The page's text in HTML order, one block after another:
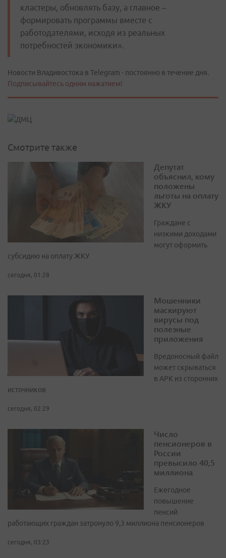
кластеры, обновлять базу, а главное –
формировать программы вместе с
работодателями, исходя из реальных
потребностей экономики».
Новости Владивостока в Telegram - постоянно в течение дня.
Подписывайтесь одним нажатием!
Смотрите также
Депутат
объяснил, кому
положены
льготы на оплату
ЖКУ
Граждане с
низкими доходами
могут оформить
субсидию на оплату ЖКУ
сегодня, 01:28
Мошенники
маскируют
вирусы под
полезные
приложения
Вредоносный файл
может скрываться
в APK из сторонних
источников
сегодня, 02:29
Число
пенсионеров в
России
превысило 40,5
миллиона
Ежегодное
повышение
пенсий
работающих граждан затронуло 9,3 миллиона пенсионеров
сегодня, 03:23